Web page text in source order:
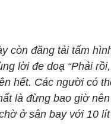
còn đăng tải tấm
lời đe doạ “Phải
hết. Các người có
là đừng bao giờ
ở sân bay với 10 lít